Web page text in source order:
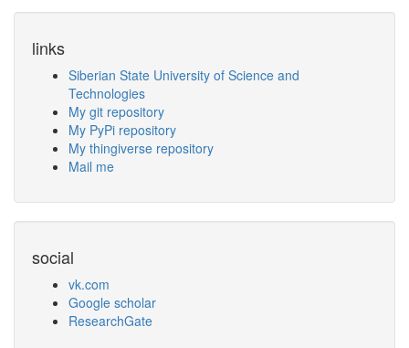
links
Siberian State University of Science and
Technologies
My git repository
My PyPi repository
My thingiverse repository
Mail me
social
vk.com
Google scholar
ResearchGate